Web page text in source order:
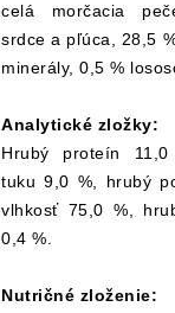
celá morčacia
srdce a pľúca, 28,5
minerály, 0,5 %
Analytické zložky:
Hrubý proteín
tuku 9,0 %, hrubý
vlhkosť 75,0 %,
0,4 %.
Nutričné zloženie: